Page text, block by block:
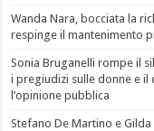
Wanda Nara, bocciata la
respinge il mantenimento
Sonia Bruganelli rompe il
i pregiudizi sulle donne e
l’opinione pubblica
Stefano De Martino e